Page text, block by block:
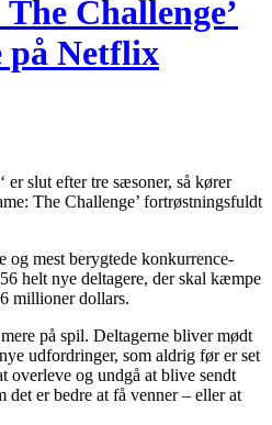
Challenge’
på Netflix
‘ er slut efter tre sæsoner, så kører
The Challenge’ fortrøstningsfuldt
og mest berygtede konkurrence-
helt nye deltagere, der skal kæmpe
millioner dollars.
på spil. Deltagerne bliver mødt
udfordringer, som aldrig før er set
overleve og undgå at blive sendt
det er bedre at få venner – eller at